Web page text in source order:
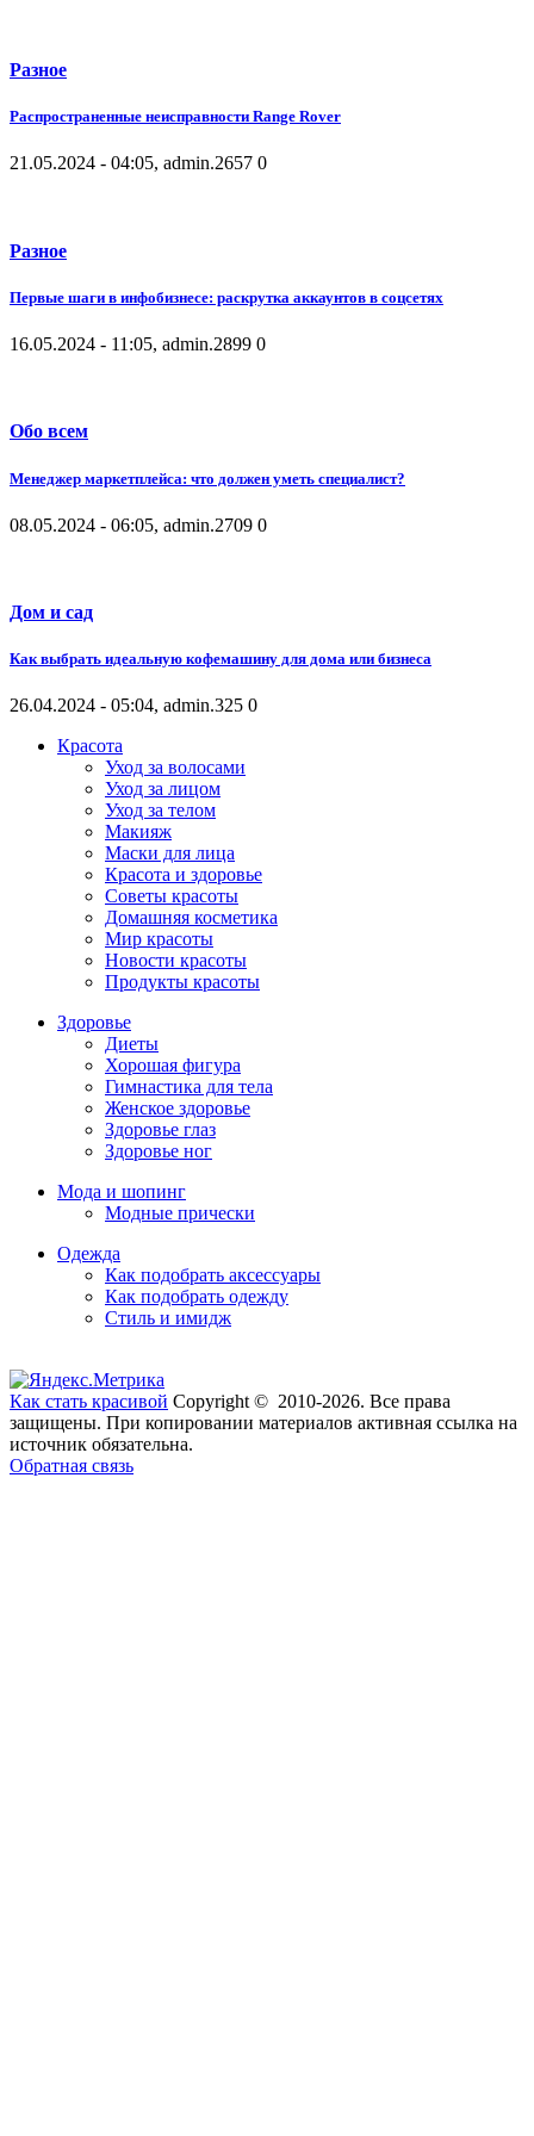
Разное
Распространенные неисправности Range Rover
21.05.2024 - 04:05, admin.2657 0
Разное
Первые шаги в инфобизнесе: раскрутка аккаунтов в соцсетях
16.05.2024 - 11:05, admin.2899 0
Обо всем
Менеджер маркетплейса: что должен уметь специалист?
08.05.2024 - 06:05, admin.2709 0
Дом и сад
Как выбрать идеальную кофемашину для дома или бизнеса
26.04.2024 - 05:04, admin.325 0
Красота
Уход за волосами
Уход за лицом
Уход за телом
Макияж
Маски для лица
Красота и здоровье
Советы красоты
Домашняя косметика
Мир красоты
Новости красоты
Продукты красоты
Здоровье
Диеты
Хорошая фигура
Гимнастика для тела
Женское здоровье
Здоровье глаз
Здоровье ног
Мода и шопинг
Модные прически
Одежда
Как подобрать аксессуары
Как подобрать одежду
Стиль и имидж
Как стать красивой Copyright © 2010-2026. Все права
защищены. При копировании материалов активная ссылка на
источник обязательна.
Обратная связь